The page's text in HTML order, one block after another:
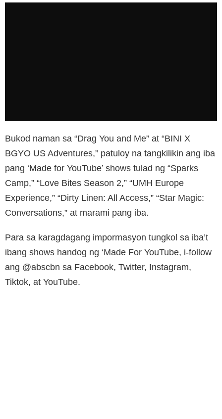
Bukod naman sa “Drag You and Me” at “BINI X
BGYO US Adventures,” patuloy na tangkilikin ang iba
pang ‘Made for YouTube’ shows tulad ng “Sparks
Camp,” “Love Bites Season 2,” “UMH Europe
Experience,” “Dirty Linen: All Access,” “Star Magic:
Conversations,” at marami pang iba.
Para sa karagdagang impormasyon tungkol sa iba’t
ibang shows handog ng ‘Made For YouTube, i-follow
ang @abscbn sa Facebook, Twitter, Instagram,
Tiktok, at YouTube.